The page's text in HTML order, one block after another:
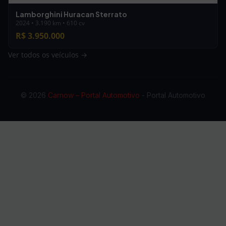
Lamborghini Huracan Sterrato
2024 • 3.190 km • 610 cv
R$ 3.950.000
Ver todos os veículos →
© 2026 Carnow – Portal Automotivo - Portal Automotivo